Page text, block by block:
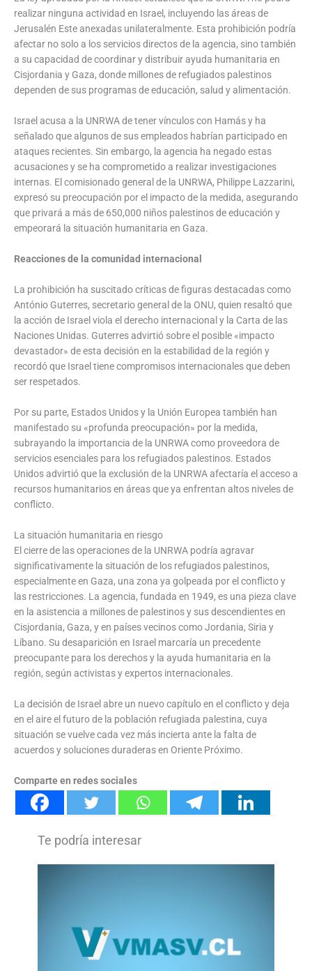
realizar ninguna actividad en Israel, incluyendo las áreas de
Jerusalén Este anexadas unilateralmente. Esta prohibición podría
afectar no solo a los servicios directos de la agencia, sino también
a su capacidad de coordinar y distribuir ayuda humanitaria en
Cisjordania y Gaza, donde millones de refugiados palestinos
dependen de sus programas de educación, salud y alimentación.
Israel acusa a la UNRWA de tener vínculos con Hamás y ha
señalado que algunos de sus empleados habrían participado en
ataques recientes. Sin embargo, la agencia ha negado estas
acusaciones y se ha comprometido a realizar investigaciones
internas. El comisionado general de la UNRWA, Philippe Lazzarini,
expresó su preocupación por el impacto de la medida, asegurando
que privará a más de 650,000 niños palestinos de educación y
empeorará la situación humanitaria en Gaza.
Reacciones de la comunidad internacional
La prohibición ha suscitado críticas de figuras destacadas como
António Guterres, secretario general de la ONU, quien resaltó que
la acción de Israel viola el derecho internacional y la Carta de las
Naciones Unidas. Guterres advirtió sobre el posible «impacto
devastador» de esta decisión en la estabilidad de la región y
recordó que Israel tiene compromisos internacionales que deben
ser respetados.
Por su parte, Estados Unidos y la Unión Europea también han
manifestado su «profunda preocupación» por la medida,
subrayando la importancia de la UNRWA como proveedora de
servicios esenciales para los refugiados palestinos. Estados
Unidos advirtió que la exclusión de la UNRWA afectaría el acceso a
recursos humanitarios en áreas que ya enfrentan altos niveles de
conflicto.
La situación humanitaria en riesgo
El cierre de las operaciones de la UNRWA podría agravar
significativamente la situación de los refugiados palestinos,
especialmente en Gaza, una zona ya golpeada por el conflicto y
las restricciones. La agencia, fundada en 1949, es una pieza clave
en la asistencia a millones de palestinos y sus descendientes en
Cisjordania, Gaza, y en países vecinos como Jordania, Siria y
Líbano. Su desaparición en Israel marcaría un precedente
preocupante para los derechos y la ayuda humanitaria en la
región, según activistas y expertos internacionales.
La decisión de Israel abre un nuevo capítulo en el conflicto y deja
en el aire el futuro de la población refugiada palestina, cuya
situación se vuelve cada vez más incierta ante la falta de
acuerdos y soluciones duraderas en Oriente Próximo.
Comparte en redes sociales